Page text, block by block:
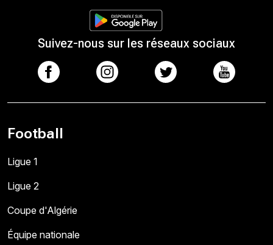
Suivez-nous sur les réseaux sociaux
Football
Ligue 1
Ligue 2
Coupe d'Algérie
Équipe nationale